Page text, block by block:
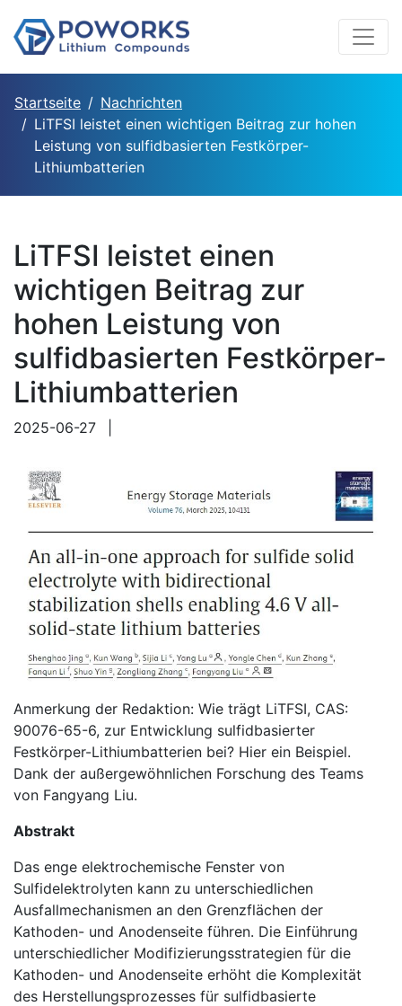
Startseite
Nachrichten
LiTFSI leistet einen wichtigen Beitrag zur hohen
Leistung von sulfidbasierten Festkörper-
Lithiumbatterien
LiTFSI leistet einen
wichtigen Beitrag zur
hohen Leistung von
sulfidbasierten Festkörper-
Lithiumbatterien
2025-06-27
Anmerkung der Redaktion: Wie trägt LiTFSI, CAS:
90076-65-6, zur Entwicklung sulfidbasierter
Festkörper-Lithiumbatterien bei? Hier ein Beispiel.
Dank der außergewöhnlichen Forschung des Teams
von Fangyang Liu.
Abstrakt
Das enge elektrochemische Fenster von
Sulfidelektrolyten kann zu unterschiedlichen
Ausfallmechanismen an den Grenzflächen der
Kathoden- und Anodenseite führen. Die Einführung
unterschiedlicher Modifizierungsstrategien für die
Kathoden- und Anodenseite erhöht die Komplexität
des Herstellungsprozesses für sulfidbasierte